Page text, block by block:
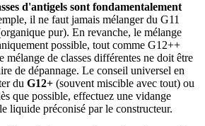
d'antigels sont fondamentalement
il ne faut jamais mélanger du G11
pur). En revanche, le mélange
possible, tout comme G12++
mélange de classes différentes ne doit être
de dépannage. Le conseil universel en
du G12+ (souvent miscible avec tout) ou
que possible, effectuez une vidange
liquide préconisé par le constructeur.